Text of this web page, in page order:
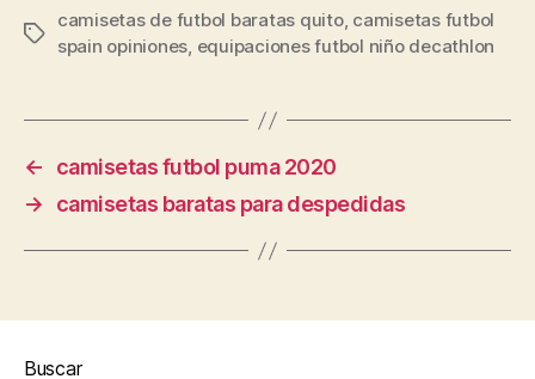
Etiquetas
camisetas de futbol baratas quito, camisetas futbol
spain opiniones, equipaciones futbol niño decathlon
←
camisetas futbol puma 2020
→
camisetas baratas para despedidas
Buscar